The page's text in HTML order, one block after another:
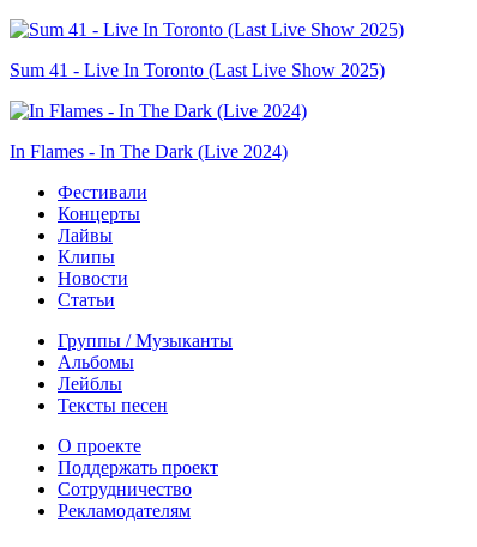
Sum 41 - Live In Toronto (Last Live Show 2025)
In Flames - In The Dark (Live 2024)
Фестивали
Концерты
Лайвы
Клипы
Новости
Статьи
Группы / Музыканты
Альбомы
Лейблы
Тексты песен
О проекте
Поддержать проект
Сотрудничество
Рекламодателям